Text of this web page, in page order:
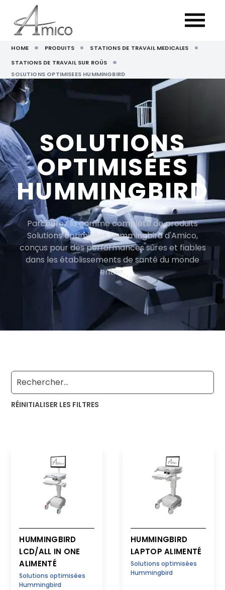
HOME PRODUITS
STATIONS DE TRAVAIL MEDICALES
STATIONS DE TRAVAIL SUR ROÜS
SOLUTIONS OPTIMISEES HUMMINGBIRD
SOLUTIONS
OPTIMISÉES
HUMMINGBIRD
Parcourez la gamme complète de produits
Solutions optimisées Hummingbird d'Amico,
conçus pour des performances sûres et fiables
dans les établissements de santé du monde
entier.
RÉINITIALISER LES FILTRES
HUMMINGBIRD
LCD/ALL IN ONE
ALIMENTÉ
Solutions optimisées
Hummingbird
HUMMINGBIRD
LAPTOP ALIMENTÉ
Solutions optimisées
Hummingbird